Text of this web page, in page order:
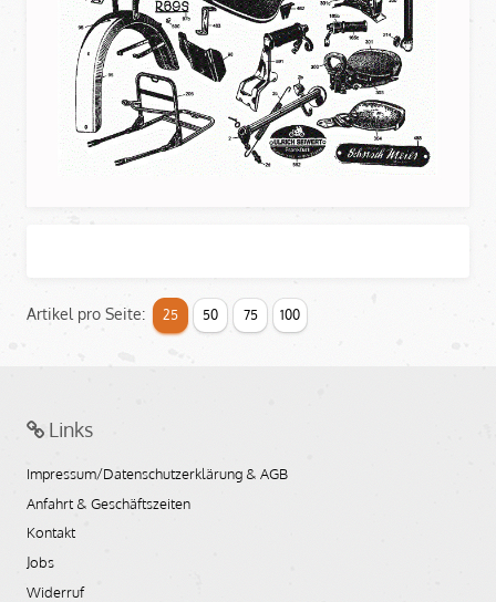
Artikel pro Seite: 25 50 75 100
Links
Impressum/Datenschutzerklärung & AGB
Anfahrt & Geschäftszeiten
Kontakt
Jobs
Widerruf